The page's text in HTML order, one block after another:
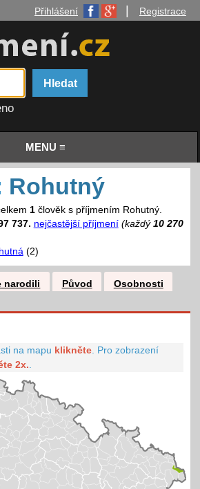
Přihlášení Registrace
MENU ≡
Rohutný
1člověk s příjmením Rohutný.
737. nejčastější příjmení (každý 10 270
(2)
narodili Původ
Osobnosti
na mapu klikněte Pro zobrazení
2x.